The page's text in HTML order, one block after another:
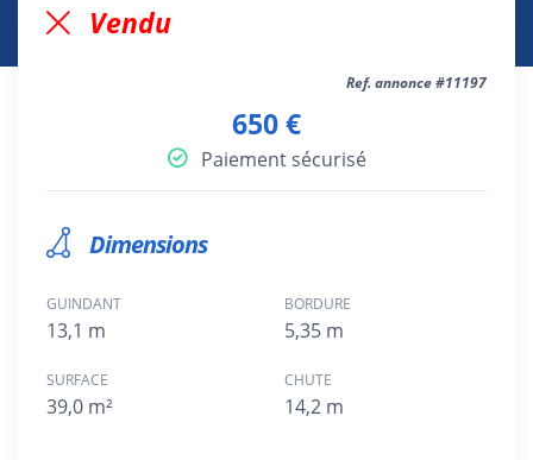
Vendu
Ref. annonce #11197
650 €
Paiement sécurisé
Dimensions
GUINDANT
13,1 m
BORDURE
5,35 m
SURFACE
39,0 m²
CHUTE
14,2 m